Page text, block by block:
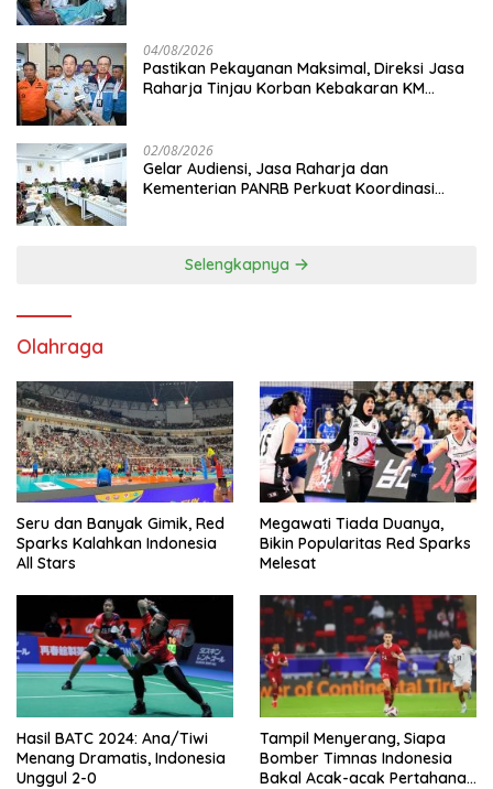
04/08/2026
Pastikan Pekayanan Maksimal, Direksi Jasa
Raharja Tinjau Korban Kebakaran KM
02/08/2026
Gelar Audiensi, Jasa Raharja dan
Kementerian PANRB Perkuat Koordinasi
Selengkapnya
Olahraga
Seru dan Banyak Gimik, Red
Sparks Kalahkan Indonesia
All Stars
Megawati Tiada Duanya,
Bikin Popularitas Red Sparks
Melesat
Hasil BATC 2024: Ana/Tiwi
Menang Dramatis, Indonesia
Unggul 2-0
Tampil Menyerang, Siapa
Bomber Timnas Indonesia
Bakal Acak-acak Pertahanan